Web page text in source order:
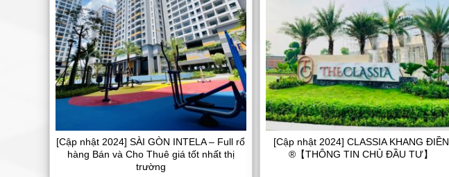
[Cập nhật 2024] SÀI GÒN INTELA – Full rổ
hàng Bán và Cho Thuê giá tốt nhất thị
trường
[Cập nhật 2024] CLASSIA KHANG ĐIỀN
®【THÔNG TIN CHỦ ĐẦU TƯ】